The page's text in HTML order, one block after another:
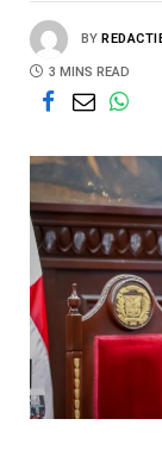
BY
3 MINS READ